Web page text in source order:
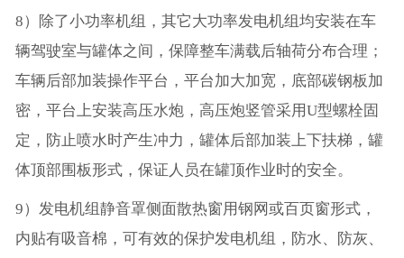
8）除了小功率机组，其它大功率发电机组均安装在车
辆驾驶室与罐体之间，保障整车满载后轴荷分布合理；
车辆后部加装操作平台，平台加大加宽，底部碳钢板加
密，平台上安装高压水炮，高压炮竖管采用U型螺栓固
定，防止喷水时产生冲力，罐体后部加装上下扶梯，罐
体顶部围板形式，保证人员在罐顶作业时的安全。
9）发电机组静音罩侧面散热窗用钢网或百页窗形式，
内贴有吸音棉，可有效的保护发电机组，防水、防灰、